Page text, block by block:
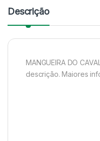
Descrição
MANGUEIRA DO
descrição. Maiores